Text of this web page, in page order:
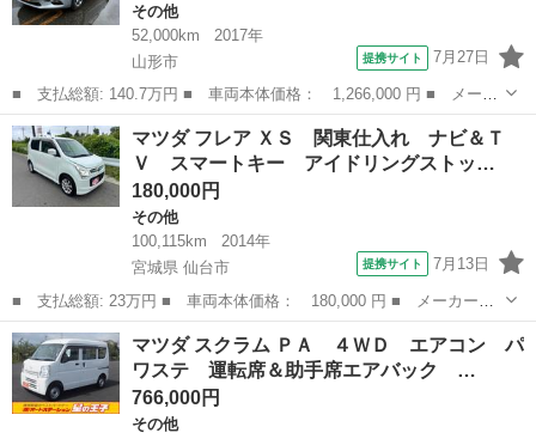
その他
52,000km
2017年
山形市
提携サイト 7月27日
■ 支払総額: 140.7万円 ■ 車両本体価格： 1,266,000 円 ■ メーカ
ー名： マツダ ■ 車種名： アクセラ ■ グレード名： １５Ｃ
■ 排気量： 1500cc ■ ドア枚数： 5D ■ ミッション： A...
山形 山形市 その他
マツダ フレア ＸＳ 関東仕入れ ナビ＆Ｔ
Ｖ スマートキー アイドリングストッ…
180,000円
その他
100,115km
2014年
宮城県 仙台市
提携サイト 7月13日
■ 支払総額: 23万円 ■ 車両本体価格： 180,000 円 ■ メーカー
名： マツダ ■ 車種名： フレア ■ グレード名： ＸＳ 関東仕
入れ ナビ＆ＴＶ スマートキー アイドリングストップ 電動格納
ミラー ベンチシ...
宮城 仙台市 その他
マツダ スクラム ＰＡ ４ＷＤ エアコン パ
ワステ 運転席＆助手席エアバック …
766,000円
その他